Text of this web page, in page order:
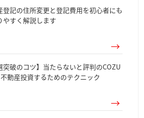
登記の住所変更と登記費用を初心者にも
やすく解説します
突破のコツ】当たらないと評判のCOZU
動産投資するためのテクニック